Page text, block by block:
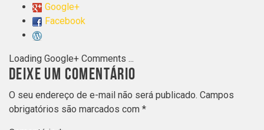
Google+
Facebook
Loading Google+ Comments ...
DEIXE UM COMENTÁRIO
O seu endereço de e-mail não será publicado. Campos
obrigatórios são marcados com *